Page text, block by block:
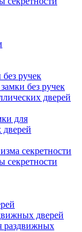
ручек
без ручек
дверей
для
дверей
секретности
секретности
дверей
раздвижных